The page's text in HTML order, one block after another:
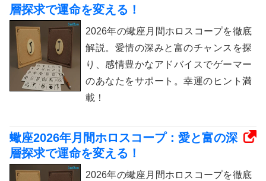
層探求で運命を変える！
2026年の蠍座月間ホロスコープを徹底
解説。愛情の深みと富のチャンスを探
り、感情豊かなアドバイスでゲーマー
のあなたをサポート。幸運のヒント満
載！
蠍座2026年月間ホロスコープ：愛と富の深
層探求で運命を変える！
2026年の蠍座月間ホロスコープを徹底